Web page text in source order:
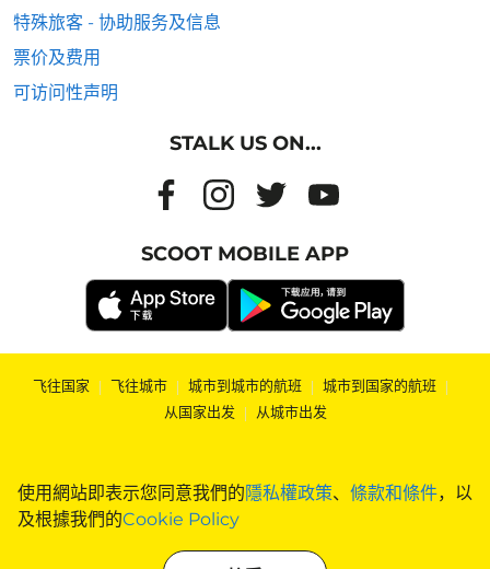
使用網站即表示您同意我們的隱私權政策、 條款和條件，以
及根據我們的Cookie Policy
特殊旅客 - 协助服务及信息
票价及费用
可访问性声明
STALK US ON...
SCOOT MOBILE APP
飞往国家 | 飞往城市 | 城市到城市的航班 | 城市到国家的航班 |
从国家出发 | 从城市出发